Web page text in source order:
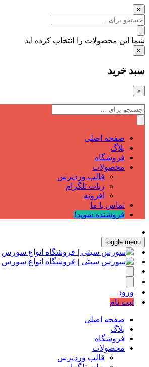
×
شما این محصولات را انتخاب کرده اید
×
سبد خرید
×
صفحه اصلی
بلاگ
فروشگاه
محصولات
قالب وردپرس
ربات تلگرام
افزونه
تماس با ما
فروشنده شوید!
toggle menu
ورود
ثبت نام
صفحه اصلی
بلاگ
فروشگاه
محصولات
قالب وردپرس